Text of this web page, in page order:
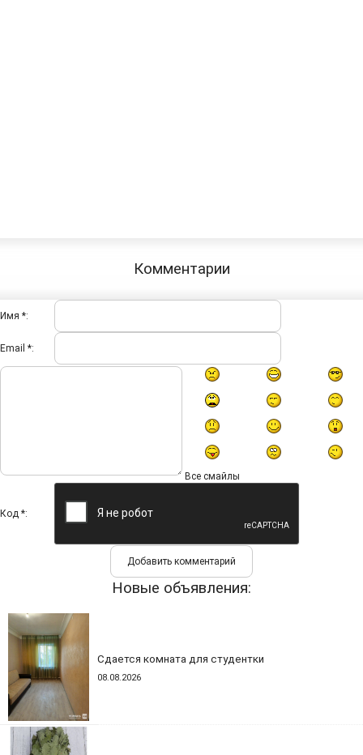
Комментарии
Имя *:
Email *:
Все смайлы
Код *:
Новые объявления:
Сдается комната для студентки
08.08.2026